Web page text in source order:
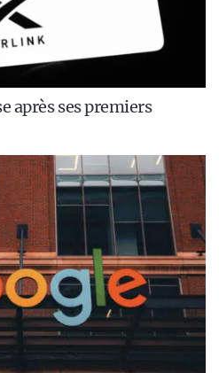
après ses premiers